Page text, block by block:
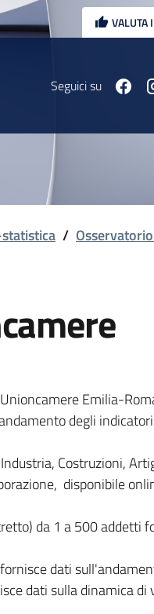
VALUTA
Seguici su
/
Emilia-
degli
Costruzioni,
disponibile
da 1 a 500 addetti
dati
dati sulla dinamica di